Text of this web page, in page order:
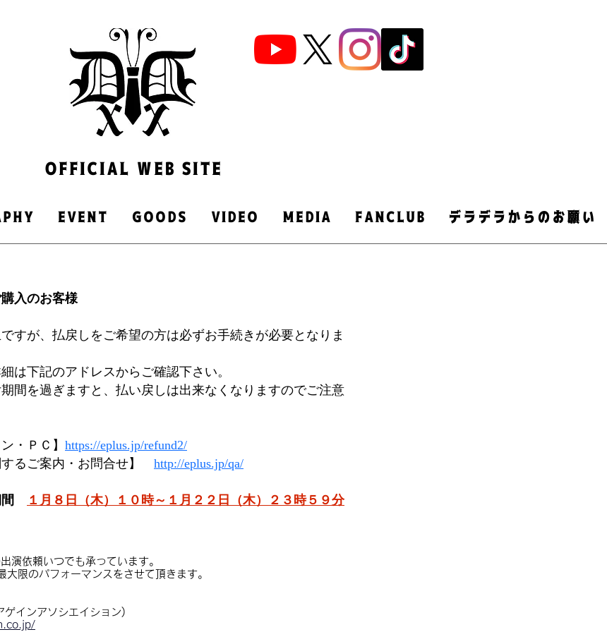
OFFICIAL WEB SITE
EVENT GOODS VIDEO MEDIA FANCLUB デラデラからのお願い
入のお客様
すが、払戻しをご希望の方は必ずお手続きが必要となりま
は下記のアドレスからご確認下さい。
間を過ぎますと、払い戻しは出来なくなりますのでご注意
・ＰＣ】 https://eplus.jp/refund2/
するご案内・お問合せ】 http://eplus.jp/qa/
間 １月８日（木）１０時～１月２２日（木）２３時５９分
演依頼いつでも承っています。
限のパフォーマンスをさせて頂きます。
ゲインアソシエイション)